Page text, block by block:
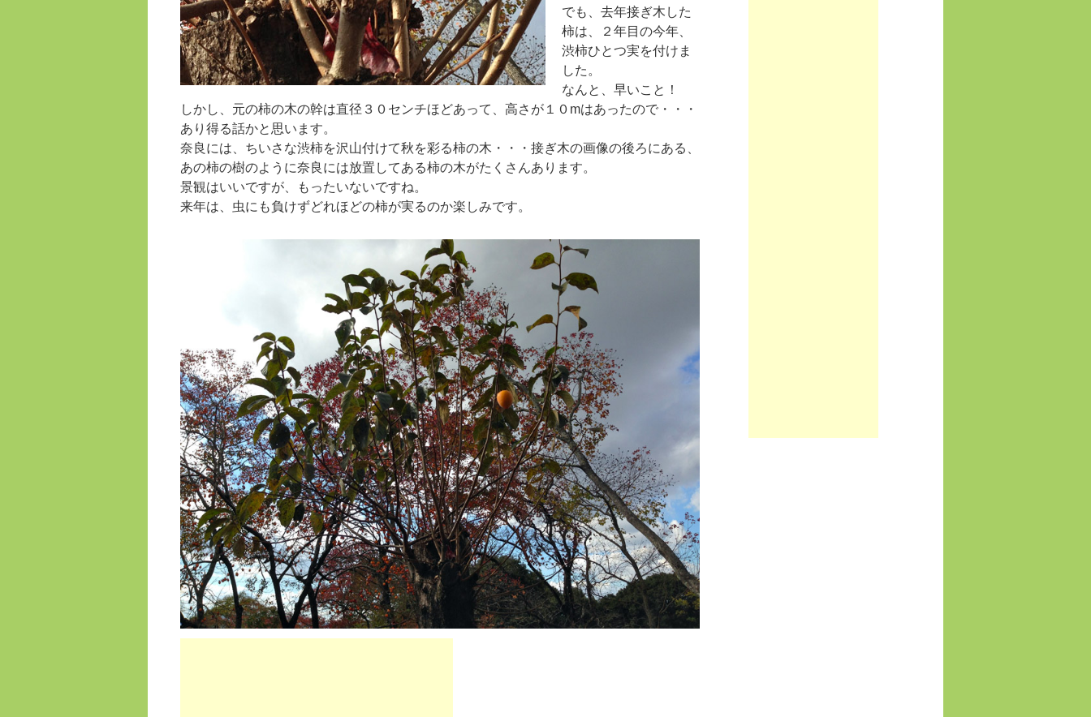
でも、去年接ぎ木した
柿は、２年目の今年、
渋柿ひとつ実を付けま
した。
なんと、早いこと！
しかし、元の柿の木の幹は直径３０センチほどあって、高さが１０mはあったので・・・
あり得る話かと思います。
奈良には、ちいさな渋柿を沢山付けて秋を彩る柿の木・・・接ぎ木の画像の後ろにある、
あの柿の樹のように奈良には放置してある柿の木がたくさんあります。
景観はいいですが、もったいないですね。
来年は、虫にも負けずどれほどの柿が実るのか楽しみです。